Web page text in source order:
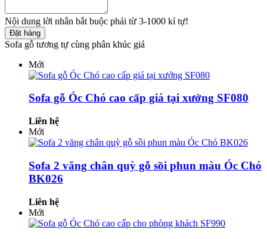
Nội dung lời nhắn bắt buộc phải từ 3-1000 kí tự!
Đặt hàng
Sofa gỗ tương tự cùng phân khúc giá
Mới
Sofa gỗ Óc Chó cao cấp giá tại xưởng SF080
Liên hệ
Mới
Sofa 2 văng chân quỳ gỗ sồi phun màu Óc Chó
BK026
Liên hệ
Mới